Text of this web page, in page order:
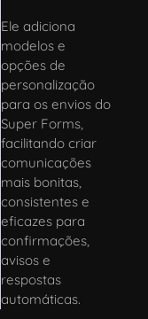
Ele adiciona
modelos e
opções de
personalização
para os envios do
Super Forms,
facilitando criar
comunicações
mais bonitas,
consistentes e
eficazes para
confirmações,
avisos e
respostas
automáticas.